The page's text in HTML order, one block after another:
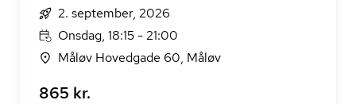
2. september, 2026
Onsdag, 18:15 - 21:00
Måløv Hovedgade 60, Måløv
865 kr.